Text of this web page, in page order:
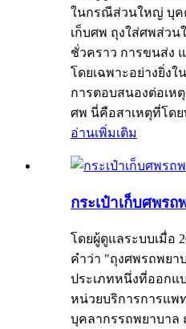
ในกรณีส่วนใหญ่ บุค
เก็บศพ ถุงใส่ศพส่ว
ชั่วคราว การขนส่ง
โดยเฉพาะอย่างยิ่ง
การตอบสนองต่อเห
ศพ นี่คือสาเหตุที่โดย
อ่านเพิ่มเติม
กระเป๋าเก็บศพรถ
โดยผู้ดูแลระบบเมื่อ
คำว่า "ถุงศพรถพยา
ประเภทหนึ่งที่ออกแ
หน่วยบริการการแพ
บุคลากรรถพยาบาล